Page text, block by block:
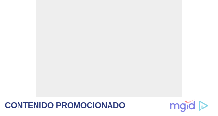
CONTENIDO PROMOCIONADO